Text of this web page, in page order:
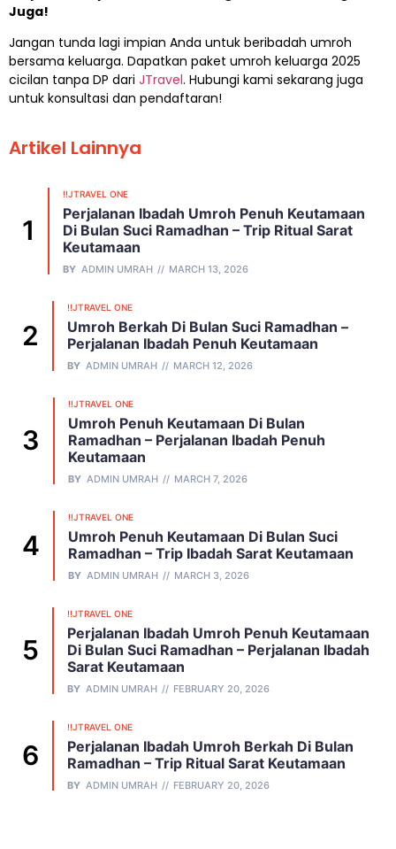
Juga!
Jangan tunda lagi impian Anda untuk beribadah umroh
bersama keluarga. Dapatkan paket umroh keluarga 2025
cicilan tanpa DP dari JTravel. Hubungi kami sekarang juga
untuk konsultasi dan pendaftaran!
Artikel Lainnya
!!JTRAVEL ONE
Perjalanan Ibadah Umroh Penuh Keutamaan
Di Bulan Suci Ramadhan – Trip Ritual Sarat
Keutamaan
BY ADMIN UMRAH MARCH 13, 2026
!!JTRAVEL ONE
Umroh Berkah Di Bulan Suci Ramadhan –
Perjalanan Ibadah Penuh Keutamaan
BY ADMIN UMRAH MARCH 12, 2026
!!JTRAVEL ONE
Umroh Penuh Keutamaan Di Bulan
Ramadhan – Perjalanan Ibadah Penuh
Keutamaan
BY ADMIN UMRAH MARCH 7, 2026
!!JTRAVEL ONE
Umroh Penuh Keutamaan Di Bulan Suci
Ramadhan – Trip Ibadah Sarat Keutamaan
BY ADMIN UMRAH MARCH 3, 2026
!!JTRAVEL ONE
Perjalanan Ibadah Umroh Penuh Keutamaan
Di Bulan Suci Ramadhan – Perjalanan Ibadah
Sarat Keutamaan
BY ADMIN UMRAH FEBRUARY 20, 2026
!!JTRAVEL ONE
Perjalanan Ibadah Umroh Berkah Di Bulan
Ramadhan – Trip Ritual Sarat Keutamaan
BY ADMIN UMRAH FEBRUARY 20, 2026